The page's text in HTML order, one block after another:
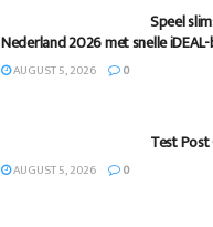
Speel
Nederland 2026 met snelle
AUGUST 5, 2026 0
Test
AUGUST 5, 2026 0